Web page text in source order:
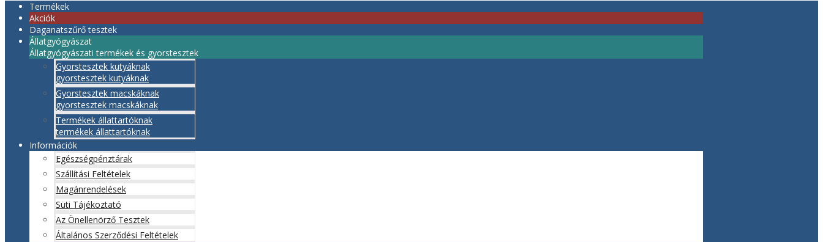
Termékek
Akciók
Daganatszűrő tesztek
Állatgyógyászat
Állatgyógyászati termékek és gyorstesztek
Gyorstesztek kutyáknak
gyorstesztek kutyáknak
Gyorstesztek macskáknak
gyorstesztek macskáknak
Termékek állattartóknak
termékek állattartóknak
Információk
Egészségpénztárak
Szállítási Feltételek
Magánrendelések
Süti Tájékoztató
Az Önellenörző Tesztek
Általános Szerződési Feltételek